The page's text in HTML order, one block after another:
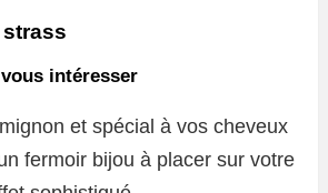
intéresser
et spécial à vos cheveux
fermoir bijou à placer sur votre